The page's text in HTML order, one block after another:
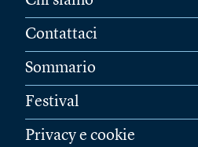
Contattaci
Sommario
Festival
Privacy e cookie